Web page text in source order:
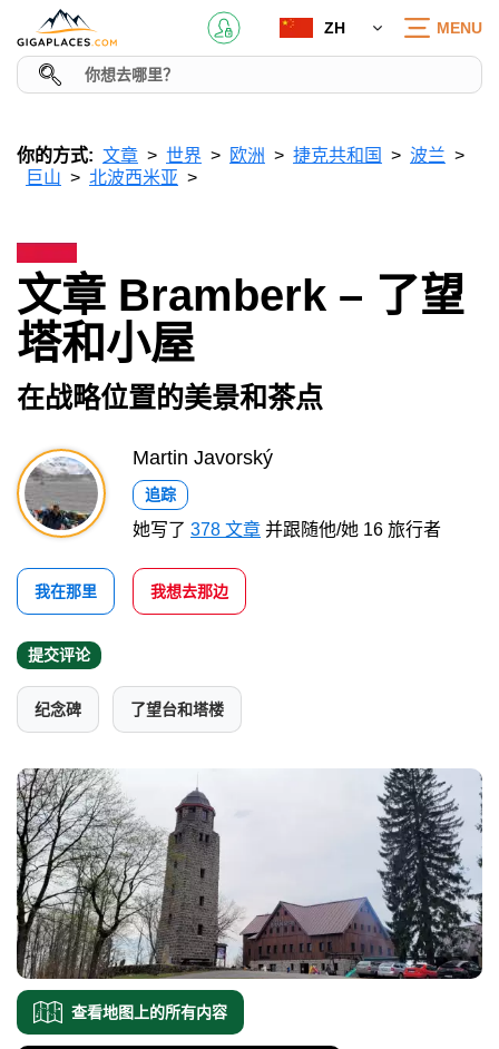
ZH MENU
你的方式: 文章 世界 欧洲 捷克共和国
波兰
巨山
北波西米亚
文章 Bramberk – 了望
塔和小屋
在战略位置的美景和茶点
Martin Javorský
追踪
她写了 378 文章 并跟随他/她 16 旅行者
我在那里 我想去那边
提交评论
纪念碑 了望台和塔楼
查看地图上的所有内容